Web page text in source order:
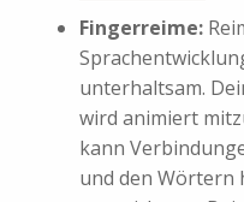
Fingerreime:
unterhaltsam.
wird animiert
kann
und den Wörtern